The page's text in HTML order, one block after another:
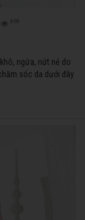
869
ngứa, nứt nẻ do
sóc da dưới đây